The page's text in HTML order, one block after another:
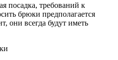
посадка, требований к
брюки предполагается
они всегда будут иметь